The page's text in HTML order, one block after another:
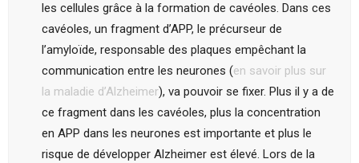
les cellules grâce à la formation de cavéoles. Dans ces
cavéoles, un fragment d’APP, le précurseur de
l’amyloïde, responsable des plaques empêchant la
communication entre les neurones (en savoir plus sur
la maladie d’Alzheimer), va pouvoir se fixer. Plus il y a de
ce fragment dans les cavéoles, plus la concentration
en APP dans les neurones est importante et plus le
risque de développer Alzheimer est élevé. Lors de la